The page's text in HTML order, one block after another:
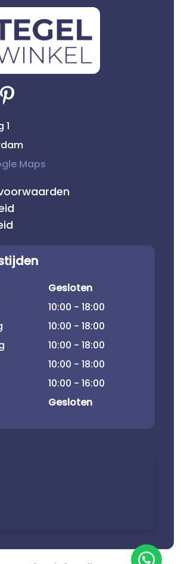
1
Maps
Gesloten
10:00 - 18:00
10:00 - 18:00
10:00 - 18:00
10:00 - 18:00
10:00 - 16:00
Gesloten